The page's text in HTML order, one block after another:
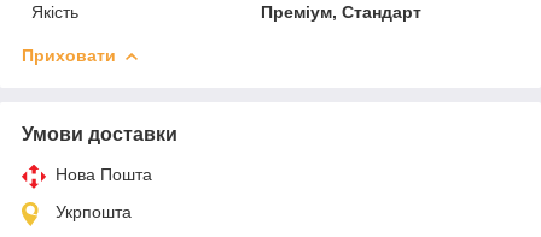
Якість
Преміум, Стандарт
Приховати
Умови доставки
Нова Пошта
Укрпошта